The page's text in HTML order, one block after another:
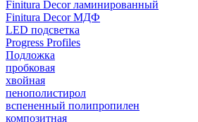
Finitura Decor ламинированный
Finitura Decor МДФ
LED подсветка
Progress Profiles
Подложка
пробковая
хвойная
пенополистирол
вспененный полипропилен
композитная